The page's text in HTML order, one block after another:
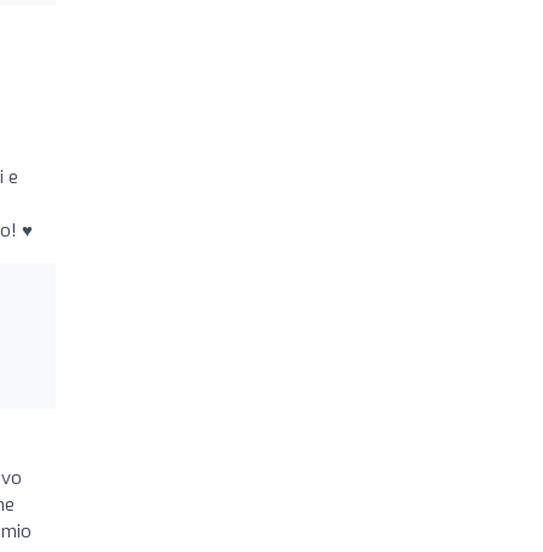
e
♥️